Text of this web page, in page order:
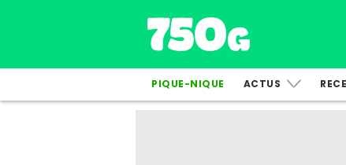
PIQUE-NIQUE ACTUS